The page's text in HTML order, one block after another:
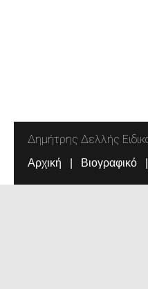
Δημήτρης Δελλής
Αρχική Βιογραφικό